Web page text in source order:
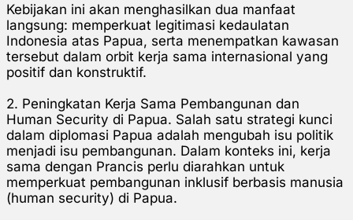
Kebijakan ini akan menghasilkan dua manfaat
langsung: memperkuat legitimasi kedaulatan
Indonesia atas Papua, serta menempatkan kawasan
tersebut dalam orbit kerja sama internasional yang
positif dan konstruktif.
2. Peningkatan Kerja Sama Pembangunan dan
Human Security di Papua. Salah satu strategi kunci
dalam diplomasi Papua adalah mengubah isu politik
menjadi isu pembangunan. Dalam konteks ini, kerja
sama dengan Prancis perlu diarahkan untuk
memperkuat pembangunan inklusif berbasis manusia
(human security) di Papua.